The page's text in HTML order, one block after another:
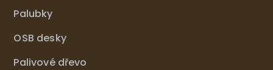
Palubky
OSB desky
Palivové dřevo